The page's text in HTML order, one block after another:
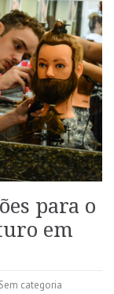
para o
em
Sem categoria